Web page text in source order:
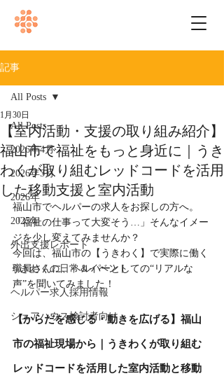
記事
All Posts
2026年4月
2026年3月
2026年
2025年
外出支援レポート
うきわくの日常＆イベント
ヘルパー求人採用情報
シェアハウス検討者向け
All Posts
【室内活動・支援の取り組み紹介】
福山市で福祉をもっと身近に｜うき
わくが取り組むレッドコードを活用
した移動支援と室内活動
1月30日
福山市でヘルパーの求人をお探しの方へ。
「福祉の仕事って大変そう…」そんなイメー
ジを少し変えてみませんか？
今回は、福山市の【うきわく】で実際に働く
職員さんに、ヘルパーとしての“リアルな
声”を聞いてみました！
【からだを感じる・動きを広げる】福山
市の福祉現場から｜うきわくが取り組む
レッドコードを活用した室内活動と移動